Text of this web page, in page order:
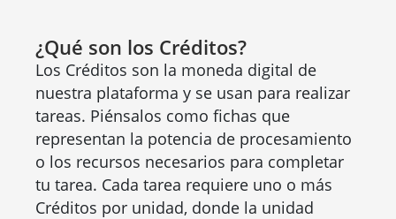
¿Qué son los Créditos?
Los Créditos son la moneda digital de
nuestra plataforma y se usan para realizar
tareas. Piénsalos como fichas que
representan la potencia de procesamiento
o los recursos necesarios para completar
tu tarea. Cada tarea requiere uno o más
Créditos por unidad, donde la unidad